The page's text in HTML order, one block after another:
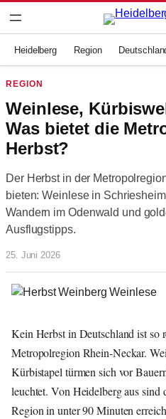
Inhalt
Heidelberg Region
REGION
Weinlese,
Was bietet die
Herbst?
Der Herbst in der
bieten: Weinlese in
Wandern im Odenwald und
Ausflugstipps.
25. Juni 2026
Kein Herbst in Deutschland ist so
Metropolregion Rhein-Neckar.
Kürbistapel türmen sich vor
leuchtet. Von Heidelberg aus sind
Region in unter 90 Minuten